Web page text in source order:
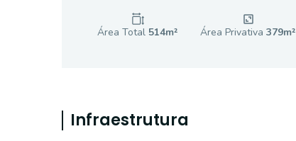
Área Total 514m² Área Privativa379m²
Infraestrutura